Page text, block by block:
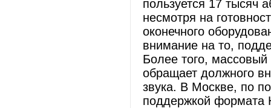
пользуется 17 тысяч
несмотря на
оконечного
внимание на то,
Более того,
обращает должного
звука. В Москве, по
поддержкой формата